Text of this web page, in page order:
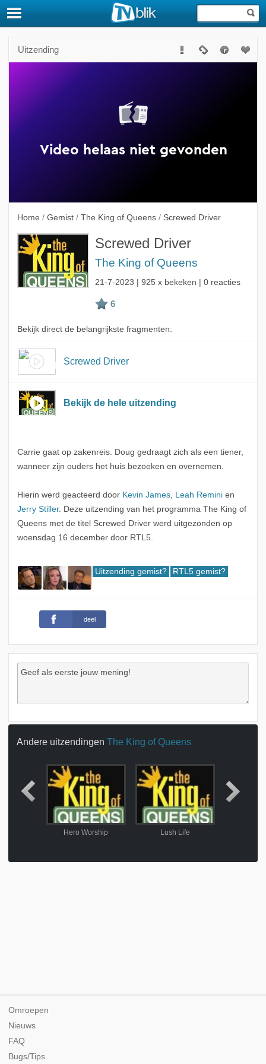
Uitzending
Home / Gemist / The King of Queens / Screwed Driver
Screwed Driver
The King of Queens
21-7-2023 | 925 x bekeken | 0 reacties
Bekijk direct de belangrijkste fragmenten:
Screwed Driver
Bekijk de hele uitzending
Carrie gaat op zakenreis. Doug gedraagt zich als een tiener,
wanneer zijn ouders het huis bezoeken en overnemen.
Hierin werd geacteerd door Kevin James, Leah Reminien
Jerry Stiller. Deze uitzending van het programma The King of
Queens met de titel Screwed Driver werd uitgezonden op
woensdag 16 december door RTL5.
Uitzending gemist? RTL5 gemist?
deel
Andere uitzendingen The King of Queens
Hero Worship Lush Life
Omroepen
Nieuws
FAQ
Bugs/Tips